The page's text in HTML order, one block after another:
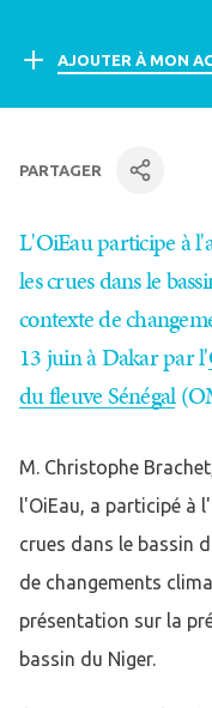
AJOUTER À MON
PARTAGER
L'OiEau participe à
les crues dans le
contexte de
13 juin à Dakarpar l'
du fleuve Sénégal
M. Christophe
l'OiEau, a participé à
crues dans le bassin
de changements
présentation sur la
bassin du Niger.